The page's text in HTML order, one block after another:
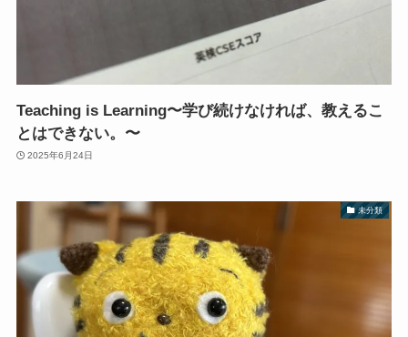
Teaching is Learning〜学び続けなければ、教えるこ
とはできない。〜
2025年6月24日
未分類